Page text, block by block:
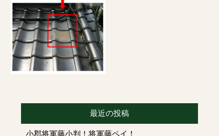
最近の投稿
小郡将軍藤小判！将軍藤ペイ！